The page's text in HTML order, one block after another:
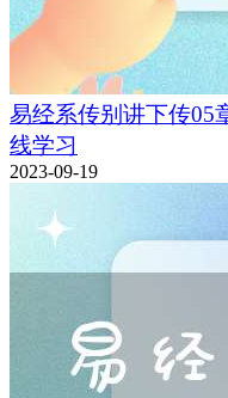
易经系传别讲下传05
线学习
2023-09-19